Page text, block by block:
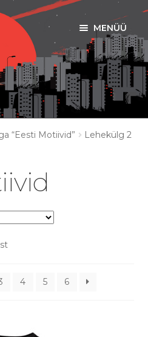
MENÜÜ
“Eesti Motiivid” Lehekülg 2
4 5 6